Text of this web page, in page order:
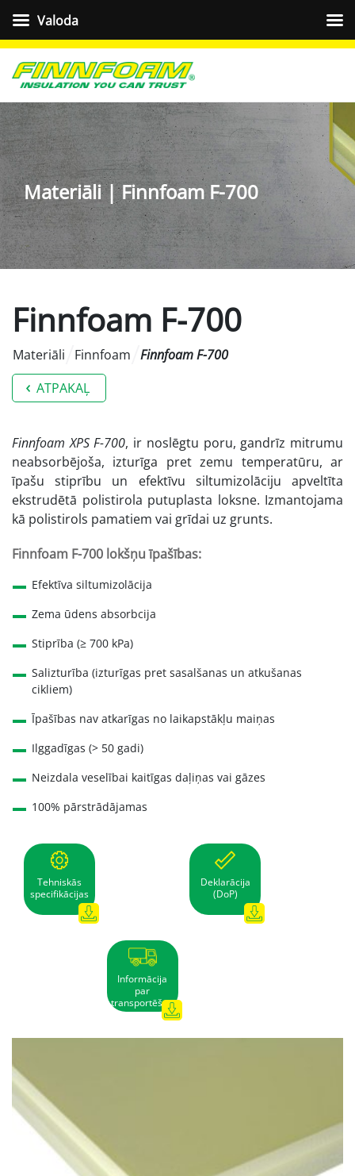
Materiāli | Finnfoam F-700
Finnfoam F-700
Materiāli Finnfoam
Finnfoam F-700
ATPAKAĻ
Finnfoam XPS F-700, ir noslēgtu poru, gandrīz mitrumu
neabsorbējoša, izturīga pret zemu temperatūru, ar
īpašu stiprību un efektīvu siltumizolāciju apveltīta
ekstrudētā polistirola putuplasta loksne. Izmantojama
kā polistirols pamatiem vai grīdai uz grunts.
Finnfoam F-700 lokšņu īpašības:
Efektīva siltumizolācija
Zema ūdens absorbcija
Stiprība (≥ 700 kPa)
Salizturība (izturīgas pret sasalšanas un atkušanas
cikliem)
Īpašības nav atkarīgas no laikapstākļu maiņas
Ilggadīgas (> 50 gadi)
Neizdala veselībai kaitīgas daļiņas vai gāzes
100% pārstrādājamas
Tehniskās
specifikācijas
Deklarācija
(DoP)
Informācija
par
transportēšanu
Valoda